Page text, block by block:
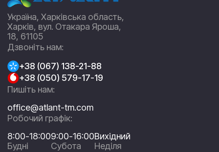
Україна, Харківська область,
Харків, вул. Отакара Яроша,
18, 61105
Дзвоніть нам:
+38 (067) 138-21-88
+38 (050) 579-17-19
Пишіть нам:
office@atlant-tm.com
Робочий графік:
8:00-18:00
Будні
9:00-16:00
Субота
Вихідний
Неділя